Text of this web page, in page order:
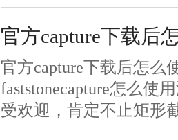
官方capture下载后
官方capture下载后怎么
faststonecapture怎么使
受欢迎，肯定不止矩形